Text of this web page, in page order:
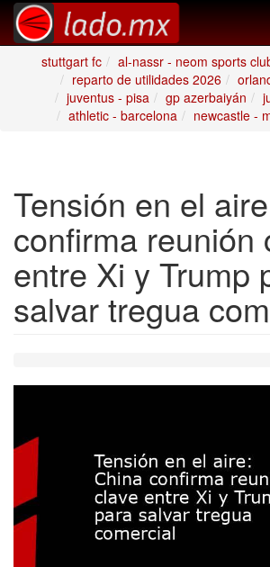
stuttgart fc
al-nassr - neom sports
reparto de utilidades 2026
juventus - pisa
gp azerbaiyán
athletic - barcelona
newcastle -
Tensión en el
confirma reunión
entre Xi y Trump
salvar tregua